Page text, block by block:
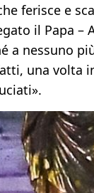
ferisce e
il Papa –
a nessuno
una volta